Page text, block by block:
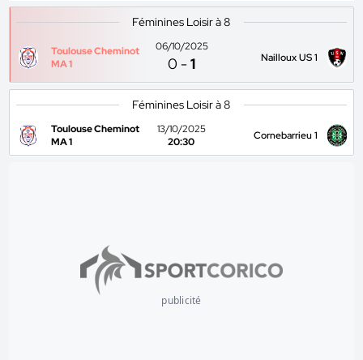
Féminines Loisir à 8
Toulouse Cheminot
MA 1
06/10/2025
0 -1 Nailloux US 1
Féminines Loisir à 8
Toulouse Cheminot
MA 1
13/10/2025
20:30
Cornebarrieu 1
publicité